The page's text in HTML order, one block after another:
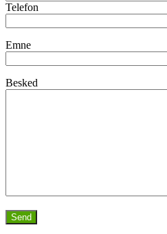
Telefon
Emne
Besked